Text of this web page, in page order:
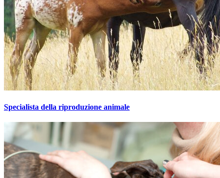
Specialista della riproduzione animale